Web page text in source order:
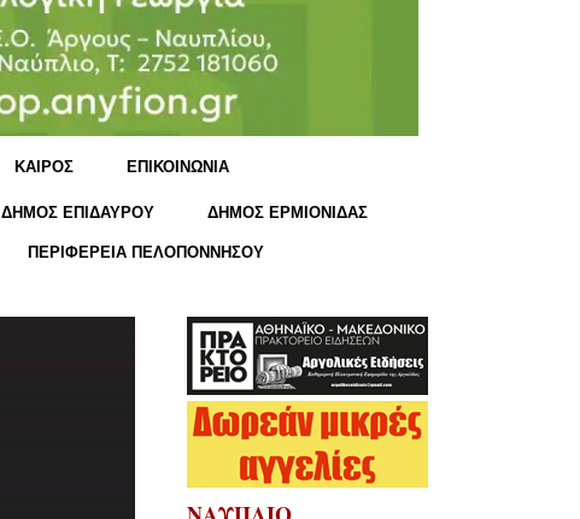
KΑΙΡΟΣ ΕΠΙΚΟΙΝΩΝΙΑ
ΔΗΜΟΣ ΕΠΙΔΑΥΡΟΥ ΔΗΜΟΣ ΕΡΜΙΟΝΙΔΑΣ
ΠΕΡΙΦΕΡΕΙΑ ΠΕΛΟΠΟΝΝΗΣΟΥ